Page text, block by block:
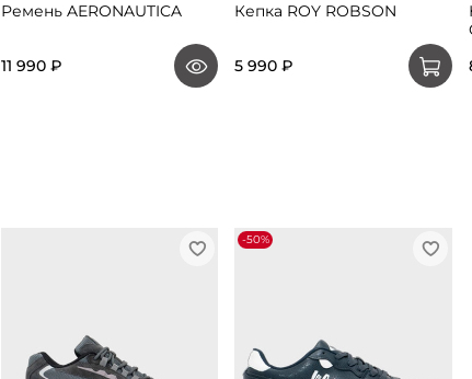
Ремень AERONAUTICA
11 990 ₽
Кепка ROY ROBSON
5 990 ₽
-50%